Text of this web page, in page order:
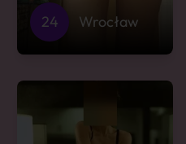
24 Wrocław